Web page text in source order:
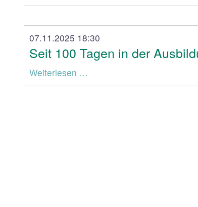
07.11.2025 18:30
Seit 100 Tagen in der
Weiterlesen …